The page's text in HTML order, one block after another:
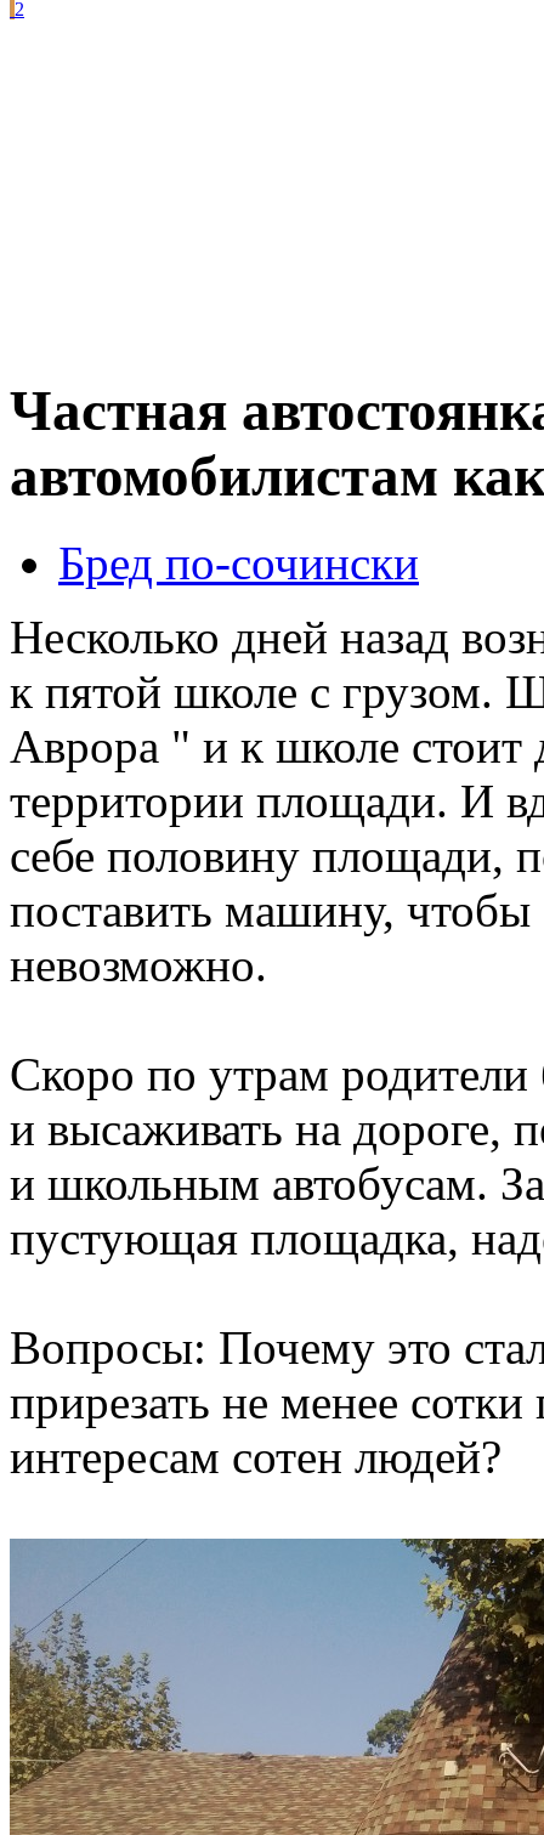
2
Частная
автомобилистам
Бред по-cочински
Несколько дней назад
к пятой школе с грузом.
Аврора " и к школе стоит
территории площади. И
себе половину площади,
поставить машину, чтобы
невозможно.
Скоро по утрам родители
и высаживать на дороге,
и школьным автобусам.
пустующая площадка,
Вопросы: Почему это
прирезать не менее
интересам сотен людей?